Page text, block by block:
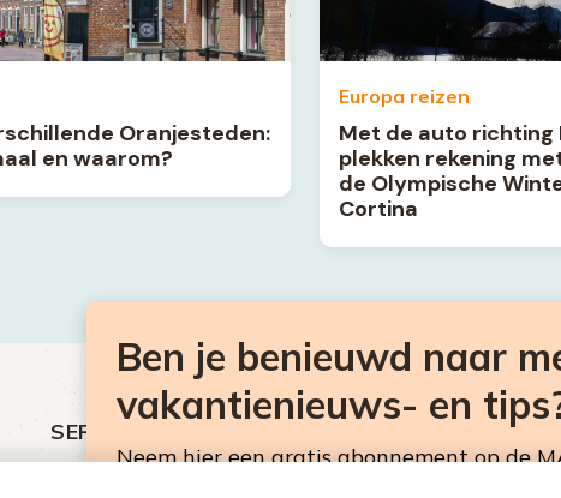
Oranjesteden:
en waarom?
Europa reizen
Met de auto richting
plekken rekening
de Olympische
Cortina
SERVICE BEN JE BENIEUWD
VAKANTIENIEUWS-
Ben je benieuwd naar
vakantienieuws- en
Neem hier een gratis abonnement op de